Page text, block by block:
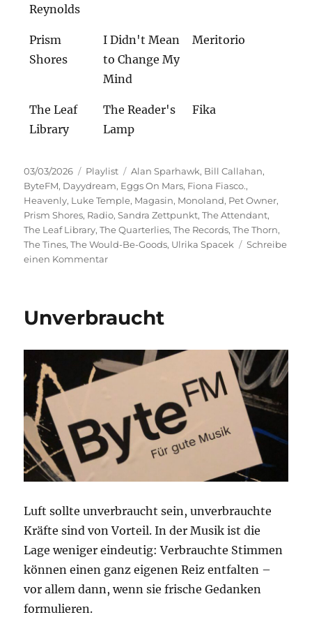
Reynolds
Prism
Shores
I Didn't Mean
to Change My
Mind
Meritorio
The Leaf
Library
The Reader's
Lamp
Fika
Veröffentlicht
am
03/03/2026 Kategorien
Playlist Schlagwörter
Alan Sparhawk, Bill Callahan,
ByteFM, Dayydream, Eggs On Mars, Fiona Fiasco.,
Heavenly, Luke Temple, Magasin, Monoland, Pet Owner,
Prism Shores, Radio,Sandra Zettpunkt,The Attendant,
The Leaf Library,The Quarterlies,The Records,The Thorn,
The Tines,The Would-Be-Goods, Ulrika Spacek
Schreibe
einen Kommentarzu
Unverbraucht
Luft sollte unverbraucht sein, unverbrauchte
Kräfte sind von Vorteil. In der Musik ist die
Lage weniger eindeutig: Verbrauchte Stimmen
können einen ganz eigenen Reiz entfalten –
vor allem dann, wenn sie frische Gedanken
formulieren.